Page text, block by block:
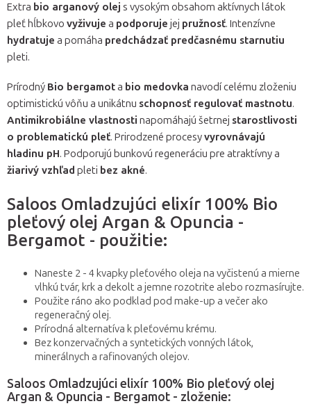
Extra bio arganový olej s vysokým obsahom aktívnych látok
pleť hĺbkovo vyživuje a podporuje jej pružnosť. Intenzívne
hydratuje a pomáha predchádzať predčasnému starnutiu
pleti.
Prírodný Bio bergamota bio medovka navodí celému zloženiu
optimistickú vôňu a unikátnu schopnosť regulovať mastnotu.
Antimikrobiálne vlastnosti napomáhajú šetrnej starostlivosti
o problematickú pleť. Prirodzené procesyvyrovnávajú
hladinu pH. Podporujú bunkovú regeneráciu pre atraktívny a
žiarivý vzhľad pleti bez akné.
Saloos Omladzujúci elixír 100% Bio
pleťový olej Argan & Opuncia -
Bergamot - použitie:
Naneste 2 - 4 kvapky pleťového oleja na vyčistenú a mierne
vlhkú tvár, krk a dekolt a jemne rozotrite alebo rozmasírujte.
Použite ráno ako podklad pod make-up a večer ako
regeneračný olej.
Prírodná alternatíva k pleťovému krému.
Bez konzervačných a syntetických vonných látok,
minerálnych a rafinovaných olejov.
Saloos Omladzujúci elixír 100% Bio pleťový olej
Argan & Opuncia - Bergamot - zloženie: